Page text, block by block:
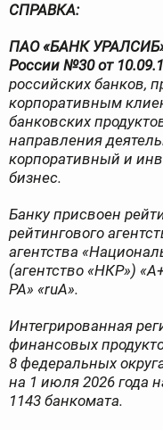
СПРАВКА:
ПАО «БАНК УРАЛСИБ»
России №30 от
российских банков,
корпоративным
банковских
направления
корпоративный и
бизнес.
Банку присвоен
рейтингового
агентства
(агентство «НКР»)
РА» «ruА».
Интегрированная
финансовых
8 федеральных
на 1 июля 2026 года
1143 банкомата.